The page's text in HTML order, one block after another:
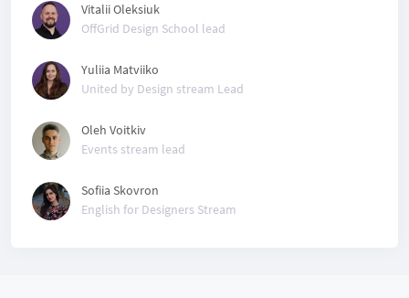
Vitalii Oleksiuk
OffGrid Design School lead
Yuliia Matviiko
United by Design stream Lead
Oleh Voitkiv
Events stream lead
Sofiia Skovron
English for Designers Stream